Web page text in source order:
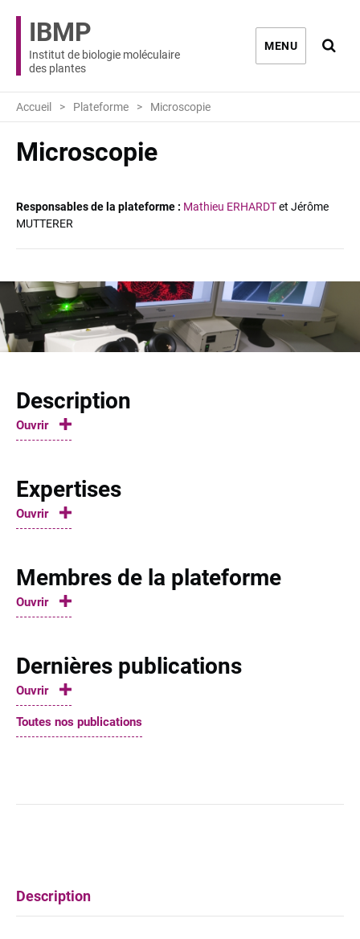
IBMP
Institut de biologie moléculaire
des plantes
MENU
Accueil Plateforme Microscopie
Microscopie
Mathieu ERHARDT
Description
Ouvrir
Expertises
Ouvrir
Membres de la plateforme
Ouvrir
Dernières publications
Ouvrir
Toutes nos publications
Description